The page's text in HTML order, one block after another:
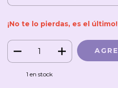
¡No te lo pierdas, es el último!
1 en stock